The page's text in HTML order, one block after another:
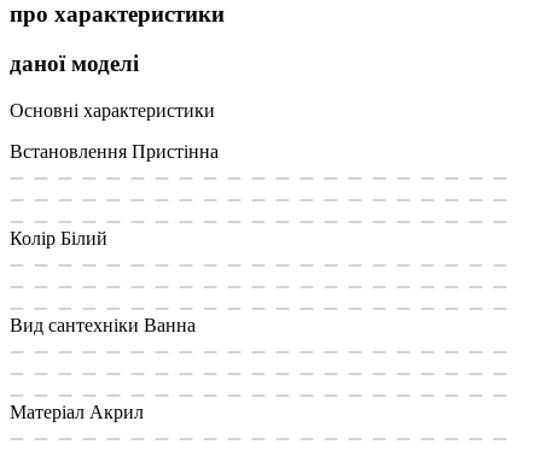
про характеристики
даної моделі
Основні характеристики
Встановлення Пристінна
Колір Білий
Вид сантехніки Ванна
Матеріал Акрил